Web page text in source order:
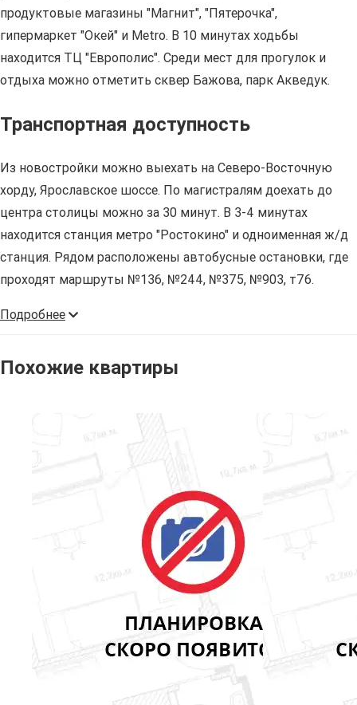
продуктовые магазины "Магнит", "Пятерочка",
гипермаркет "Окей" и Metro. В 10 минутах ходьбы
находится ТЦ "Европолис". Среди мест для прогулок и
отдыха можно отметить сквер Бажова, парк Акведук.
Транспортная доступность
Из новостройки можно выехать на Северо-Восточную
хорду, Ярославское шоссе. По магистралям доехать до
центра столицы можно за 30 минут. В 3-4 минутах
находится станция метро "Ростокино" и одноименная ж/д
станция. Рядом расположены автобусные остановки, где
проходят маршруты №136, №244, №375, №903, т76.
Подробнее
Похожие квартиры